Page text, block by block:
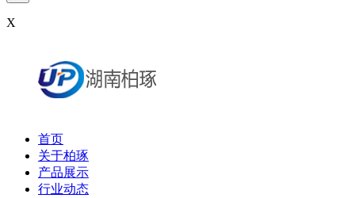
X
首页
关于柏琢
产品展示
行业动态